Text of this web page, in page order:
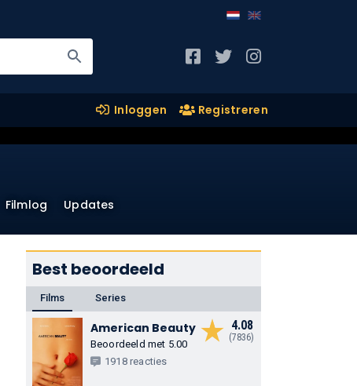
Inloggen Registreren
Filmlog Updates
Best beoordeeld
Films Series
4.08
(7836)
American Beauty
Beoordeeld met 5.00
1918 reacties